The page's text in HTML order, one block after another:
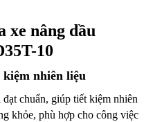
xe nâng dầu
10
nhiên liệu
chuẩn, giúp tiết kiệm nhiên
khỏe, phù hợp cho công việc